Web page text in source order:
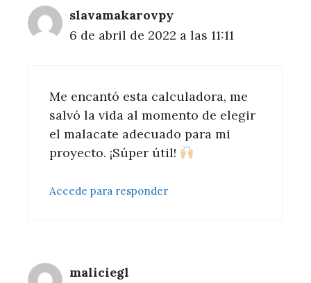
slavamakarovpy
6 de abril de 2022 a las 11:11
Me encantó esta calculadora, me
salvó la vida al momento de elegir
el malacate adecuado para mi
proyecto. ¡Súper útil!
Accede para responder
maliciegl